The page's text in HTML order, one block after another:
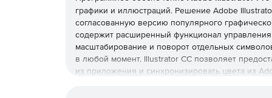
графики и иллюстраций. Решение Adobe
согласованную версию популярного
содержит расширенный функционал
масштабирование и поворот отдельных
в любой момент. Illustrator CC позволяет
из приложения и синхронизировать цвета из